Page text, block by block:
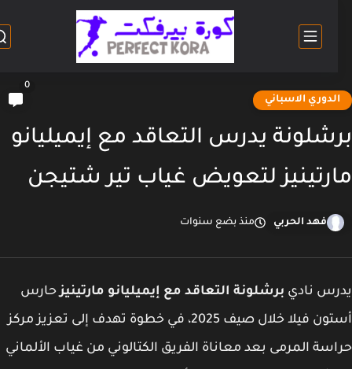
الاسباني
يدرس التعاقد مع إيميليانو
لتعويض غياب تير شتيجن
فهد الحربي منذ بضع سنوات
ناديبرشلونة التعاقد مع إيميليانو مارتينيزحارس
أستون فيلا خلال صيف 2025، في خطوة تهدف إلى تعزيز مركز
المرمى بعد معاناة الفريق الكتالوني من غياب الألماني